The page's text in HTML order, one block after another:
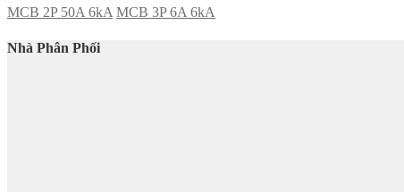
MCB 2P 50A 6kA MCB 3P 6A 6kA
Nhà Phân Phối